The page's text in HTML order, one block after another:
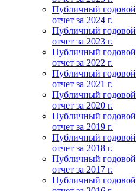
Публичный годовой
отчет за 2024 г.
Публичный годовой
отчет за 2023 г.
Публичный годовой
отчет за 2022 г.
Публичный годовой
отчет за 2021 г.
Публичный годовой
отчет за 2020 г.
Публичный годовой
отчет за 2019 г.
Публичный годовой
отчет за 2018 г.
Публичный годовой
отчет за 2017 г.
Публичный годовой